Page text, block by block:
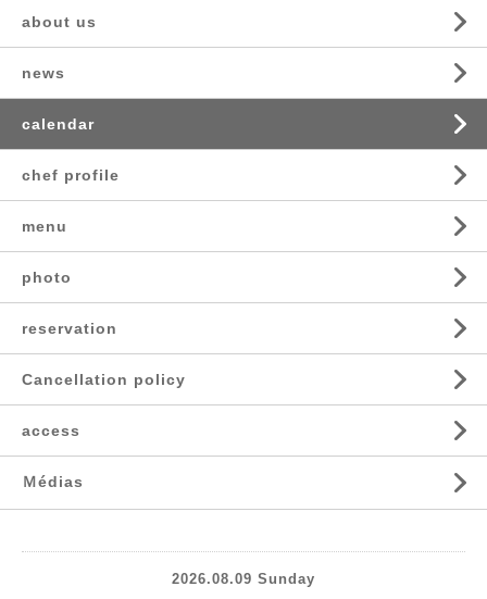
about us
news
calendar
chef profile
menu
photo
reservation
Cancellation policy
access
Ｍédias
2026.08.09 Sunday